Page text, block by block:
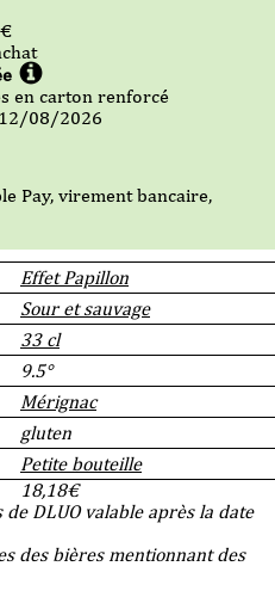
Effet Papillon
Sour et sauvage
33 cl
9.5°
Mérignac
gluten
Petite bouteille
18,18€
DLUO valable après la date
des bières mentionnant des
€
en carton renforcé
12/08/2026
Pay, virement bancaire,